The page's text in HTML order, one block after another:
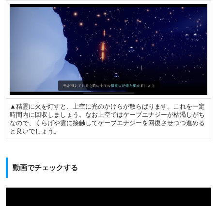
▲精霊に火を灯すと、上空に光のかけらが散らばります。これを一定
時間内に回収しましょう。なお上空ではケープエナジーが枯渇しがち
なので、くらげや雲に接触してケープエナジーを回復させつつ進める
と良いでしょう。
動画でチェックする